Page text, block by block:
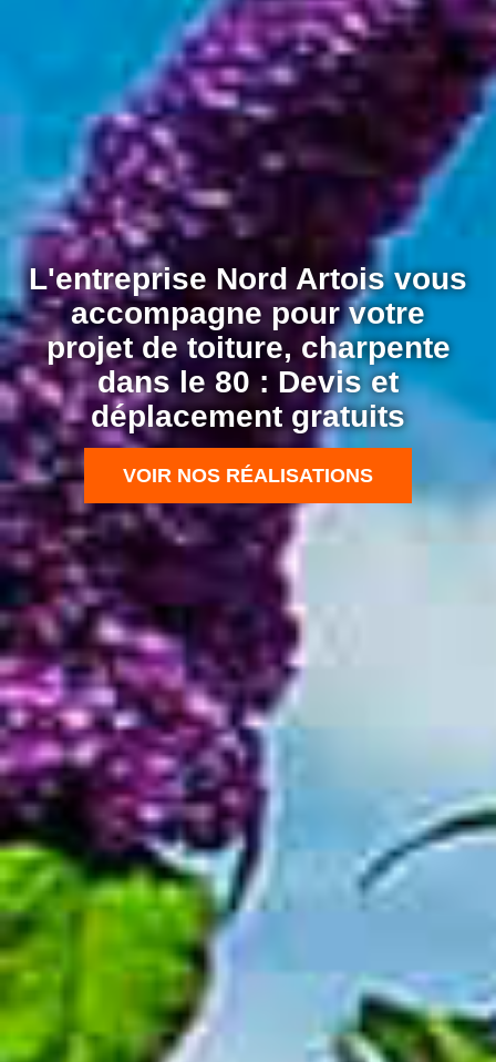
L'entreprise Nord Artois vous
accompagne pour votre
projet de toiture, charpente
dans le 80 : Devis et
déplacement gratuits
VOIR NOS RÉALISATIONS